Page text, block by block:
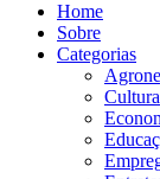
Home
Sobre
Categorias
Cultura